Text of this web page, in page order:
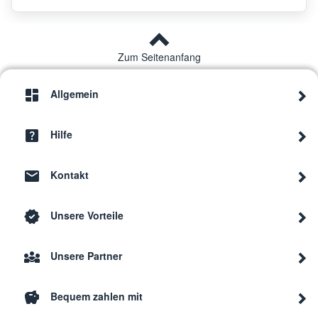
Zum Seitenanfang
Allgemein
Hilfe
Kontakt
Unsere Vorteile
Unsere Partner
Bequem zahlen mit